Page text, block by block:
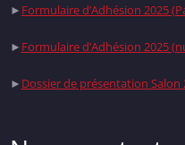
► Formulaire d’Adhésion 2025
► Formulaire d’Adhésion 2025
► Dossier de présentation Salon